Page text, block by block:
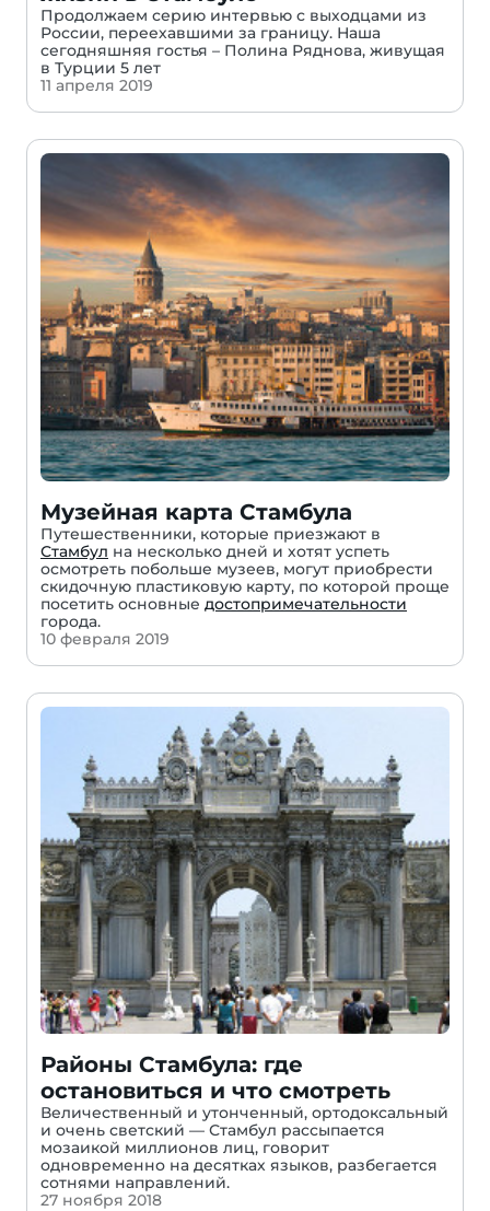
Продолжаем серию интервью с выходцами из
России, переехавшими за границу. Наша
сегодняшняя гостья – Полина Ряднова, живущая
в Турции 5 лет
11 апреля 2019
Музейная карта Стамбула
Путешественники, которые приезжают в
Стамбул на несколько дней и хотят успеть
осмотреть побольше музеев, могут приобрести
скидочную пластиковую карту, по которой проще
посетить основные достопримечательности
города.
10 февраля 2019
Районы Стамбула: где
остановиться и что смотреть
Величественный и утонченный, ортодоксальный
и очень светский — Стамбул рассыпается
мозаикой миллионов лиц, говорит
одновременно на десятках языков, разбегается
сотнями направлений.
27 ноября 2018